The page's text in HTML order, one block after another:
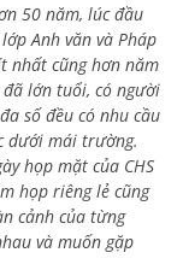
50 năm, lúc đầu
Anh văn và Pháp
nhất cũng hơn năm
lớn tuổi, có người
số đều có nhu cầu
dưới mái trường.
họp mặt của CHS
họp riêng lẻ cũng
cảnh của từng
và muốn gặp